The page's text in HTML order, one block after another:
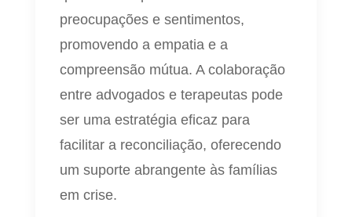
preocupações e sentimentos,
promovendo a empatia e a
compreensão mútua. A colaboração
entre advogados e terapeutas pode
ser uma estratégia eficaz para
facilitar a reconciliação, oferecendo
um suporte abrangente às famílias
em crise.